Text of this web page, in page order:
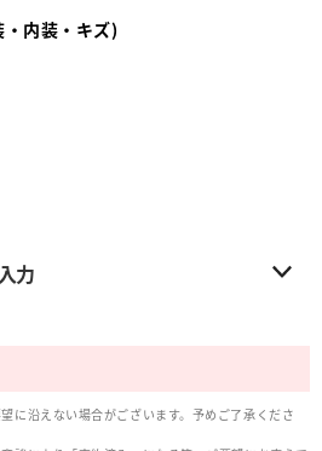
内装・キズ)
力
に沿えない場合がございます。予めご了承くださ